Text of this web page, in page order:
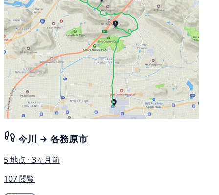
今川 → 各務原市
5 地点 · 3ヶ月前
107 閲覧